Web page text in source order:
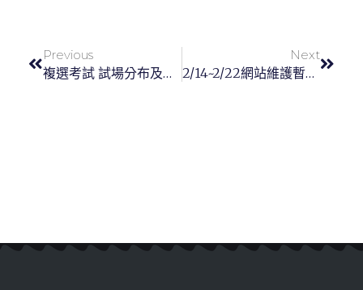
Previous
複選考試 試場分布及考生名單
Next
2/14~2/22網站維護暫停服務